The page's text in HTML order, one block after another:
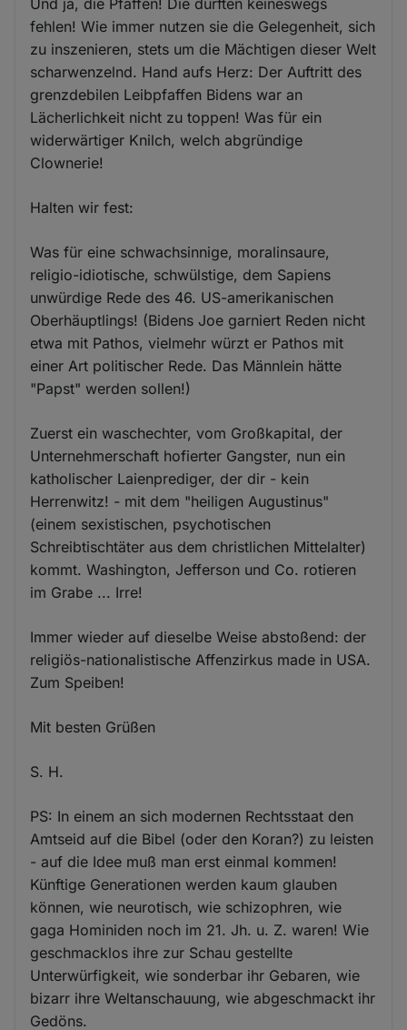
Und ja, die Pfaffen! Die durften keineswegs
fehlen! Wie immer nutzen sie die Gelegenheit, sich
zu inszenieren, stets um die Mächtigen dieser Welt
scharwenzelnd. Hand aufs Herz: Der Auftritt des
grenzdebilen Leibpfaffen Bidens war an
Lächerlichkeit nicht zu toppen! Was für ein
widerwärtiger Knilch, welch abgründige
Clownerie!
Halten wir fest:
Was für eine schwachsinnige, moralinsaure,
religio-idiotische, schwülstige, dem Sapiens
unwürdige Rede des 46. US-amerikanischen
Oberhäuptlings! (Bidens Joe garniert Reden nicht
etwa mit Pathos, vielmehr würzt er Pathos mit
einer Art politischer Rede. Das Männlein hätte
"Papst" werden sollen!)
Zuerst ein waschechter, vom Großkapital, der
Unternehmerschaft hofierter Gangster, nun ein
katholischer Laienprediger, der dir - kein
Herrenwitz! - mit dem "heiligen Augustinus"
(einem sexistischen, psychotischen
Schreibtischtäter aus dem christlichen Mittelalter)
kommt. Washington, Jefferson und Co. rotieren
im Grabe ... Irre!
Immer wieder auf dieselbe Weise abstoßend: der
religiös-nationalistische Affenzirkus made in USA.
Zum Speiben!
Mit besten Grüßen
S. H.
PS: In einem an sich modernen Rechtsstaat den
Amtseid auf die Bibel (oder den Koran?) zu leisten
- auf die Idee muß man erst einmal kommen!
Künftige Generationen werden kaum glauben
können, wie neurotisch, wie schizophren, wie
gaga Hominiden noch im 21. Jh. u. Z. waren! Wie
geschmacklos ihre zur Schau gestellte
Unterwürfigkeit, wie sonderbar ihr Gebaren, wie
bizarr ihre Weltanschauung, wie abgeschmackt ihr
Gedöns.